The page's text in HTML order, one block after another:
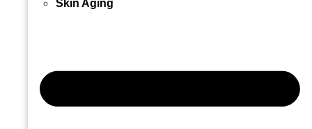
Skin Aging